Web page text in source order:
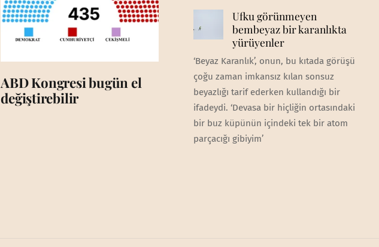
ABD Kongresi bugün el
değiştirebilir
Ufku görünmeyen
bembeyaz bir karanlıkta
yürüyenler
‘Beyaz Karanlık’, onun, bu kıtada görüşü
çoğu zaman imkansız kılan sonsuz
beyazlığı tarif ederken kullandığı bir
ifadeydi. ‘Devasa bir hiçliğin ortasındaki
bir buz küpünün içindeki tek bir atom
parçacığı gibiyim’